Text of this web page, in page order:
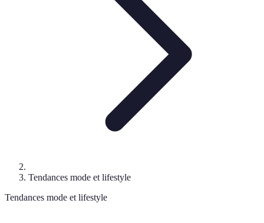
Tendances mode et lifestyle
Tendances mode et lifestyle